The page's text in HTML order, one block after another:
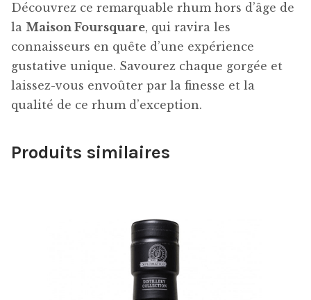
Découvrez ce remarquable rhum hors d’âge de
la Maison Foursquare, qui ravira les
connaisseurs en quête d’une expérience
gustative unique. Savourez chaque gorgée et
laissez-vous envoûter par la finesse et la
qualité de ce rhum d’exception.
Produits similaires